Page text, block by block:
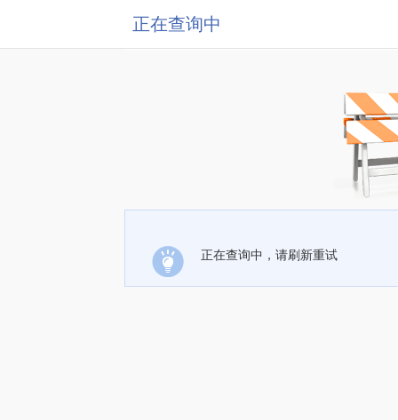
正在查询中
正在查询中，请刷新重试